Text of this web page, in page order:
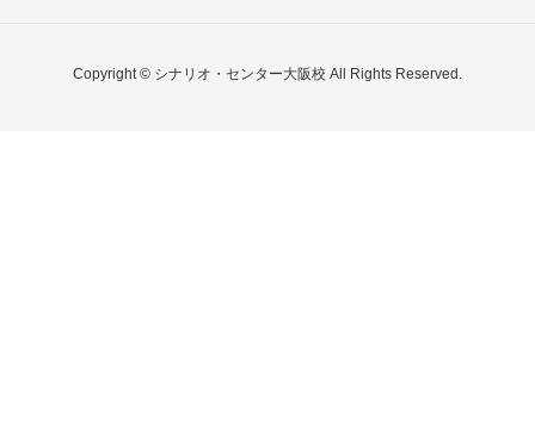
Copyright © シナリオ・センター大阪校 All Rights Reserved.